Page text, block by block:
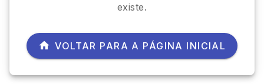
existe.
VOLTAR PARA A PÁGINA INICIAL